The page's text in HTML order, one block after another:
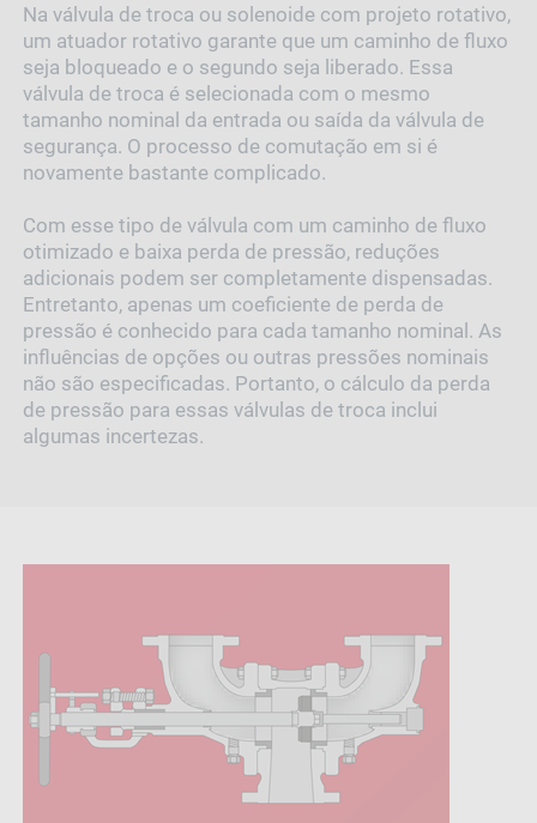
Na válvula de troca ou solenoide com projeto rotativo,
um atuador rotativo garante que um caminho de fluxo
seja bloqueado e o segundo seja liberado. Essa
válvula de troca é selecionada com o mesmo
tamanho nominal da entrada ou saída da válvula de
segurança. O processo de comutação em si é
novamente bastante complicado.
Com esse tipo de válvula com um caminho de fluxo
otimizado e baixa perda de pressão, reduções
adicionais podem ser completamente dispensadas.
Entretanto, apenas um coeficiente de perda de
pressão é conhecido para cada tamanho nominal. As
influências de opções ou outras pressões nominais
não são especificadas. Portanto, o cálculo da perda
de pressão para essas válvulas de troca inclui
algumas incertezas.